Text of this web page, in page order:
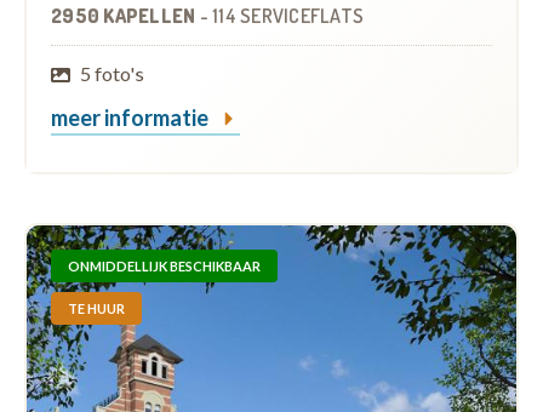
2950 KAPELLEN - 114 SERVICEFLATS
5 foto's
meer informatie
ONMIDDELLIJK BESCHIKBAAR
TE HUUR